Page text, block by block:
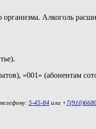
Алкоголь
«001» (абонентам
5-45-84 или +